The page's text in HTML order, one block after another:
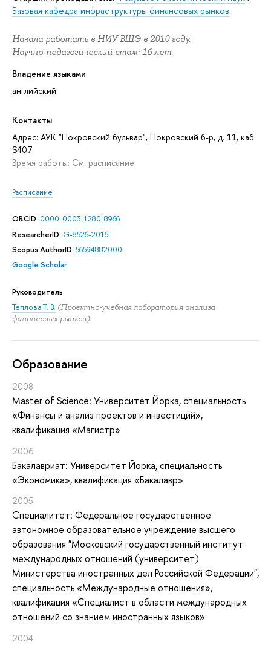
Базовая кафедра инфраструктуры финансовых рынков
Начала работать в НИУ ВШЭ в 2010 году.
Научно-педагогический стаж: 16 лет.
Владение языками
английский
Контакты
Адрес: АУК "Покровский бульвар", Покровский б-р, д. 11, каб.
S407
Время работы: См. расписание
Расписание
ORCID: 0000-0003-1280-8966
ResearcherID: G-8526-2016
Scopus AuthorID: 56594882000
Google Scholar
Руководитель
Теплова Т. В. (Проектно-учебная лаборатория анализа
финансовых рынков)
Oбразование
2008
Master of Science: Университет Йорка, специальность
«Финансы и анализ проектов и инвестиций»,
квалификация «Магистр»
2006
Бакалавриат: Университет Йорка, специальность
«Экономика», квалификация «Бакалавр»
2005
Специалитет: Федеральное государственное
автономное образовательное учреждение высшего
образования "Московский государственный институт
международных отношений (университет)
Министерства иностранных дел Российской Федерации",
специальность «Международные отношения»,
квалификация «Специалист в области международных
отношений со знанием иностранных языков»
2004